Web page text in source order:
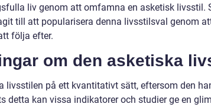
liv genom att omfamna en asketisk livsstil.
till att popularisera denna livsstilsval genom
följa efter.
om den asketiska
livsstilen på ett kvantitativt sätt, eftersom den
detta kan vissa indikatorer och studier ge en